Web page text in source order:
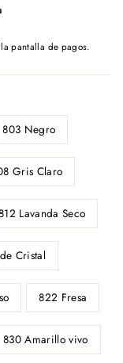
pantalla de pagos.
803 Negro
Gris Claro
Lavanda Seco
Cristal
822 Fresa
830 Amarillo vivo